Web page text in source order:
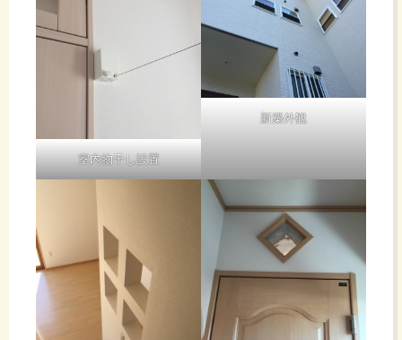
室内物干し設置
新築外観